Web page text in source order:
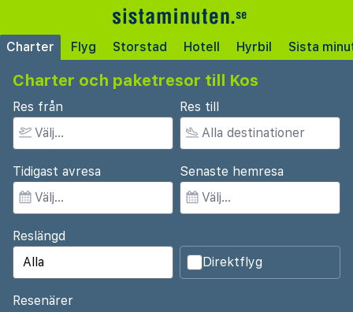
Charter Flyg Storstad Hotell Hyrbil Sista
Charter och paketresor till Kos
Res från Res till
Tidigast avresa Senaste hemresa
Reslängd
Direktflyg
Resenärer